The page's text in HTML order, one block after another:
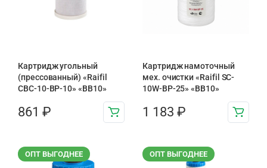
Картридж угольный
(прессованный) «Raifil
CBC-10-BP-10» «BB10»
861 ₽
Картридж намоточный
мех. очистки «Raifil SC-
10W-BP-25» «BB10»
1 183 ₽
ОПТ ВЫГОДНЕЕ ОПТ ВЫГОДНЕЕ